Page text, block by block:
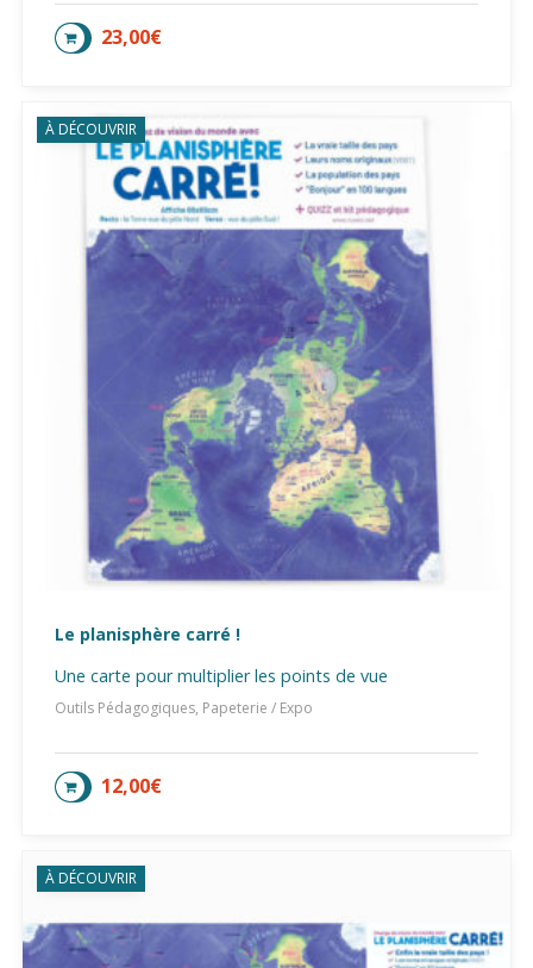
23,00€
AJOUTER AU PANIER
À DÉCOUVRIR
Le planisphère carré !
Une carte pour multiplier les points de vue
Outils Pédagogiques, Papeterie / Expo
12,00€
AJOUTER AU PANIER
À DÉCOUVRIR